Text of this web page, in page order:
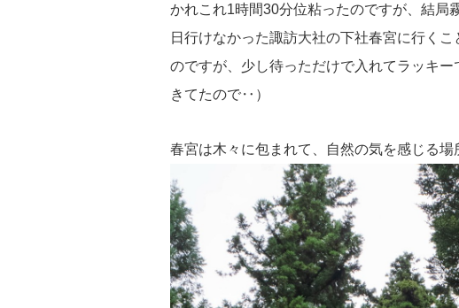
かれこれ1時間30分位粘ったのですが、結局
日行けなかった諏訪大社の下社春宮に行く
のですが、少し待っただけで入れてラッキ
きてたので‥）
春宮は木々に包まれて、自然の気を感じる場